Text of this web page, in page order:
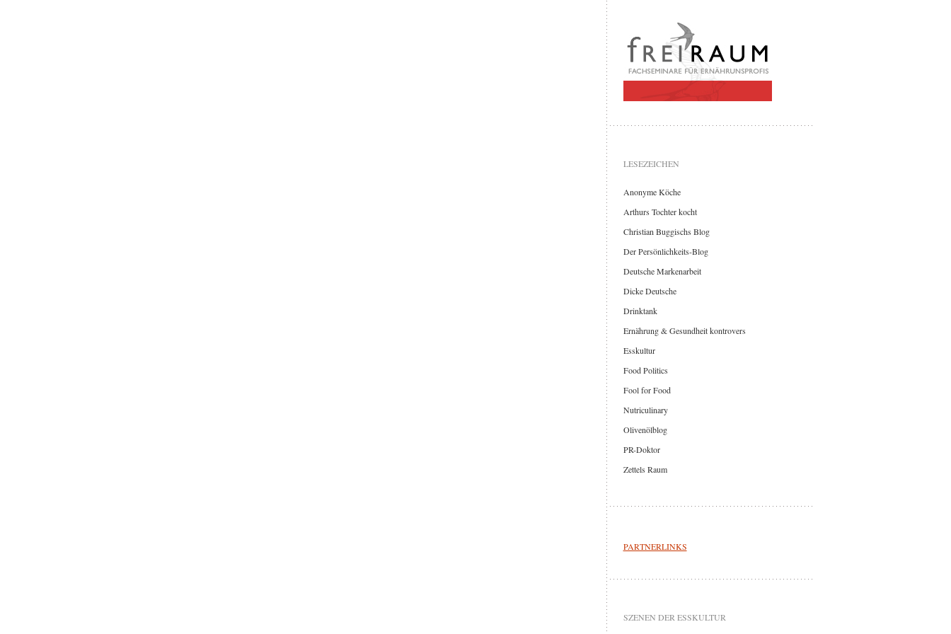
LESEZEICHEN
Anonyme Köche
Arthurs Tochter kocht
Christian Buggischs Blog
Der Persönlichkeits-Blog
Deutsche Markenarbeit
Dicke Deutsche
Drinktank
Ernährung & Gesundheit kontrovers
Esskultur
Food Politics
Fool for Food
Nutriculinary
Olivenölblog
PR-Doktor
Zettels Raum
PARTNERLINKS
SZENEN DER ESSKULTUR